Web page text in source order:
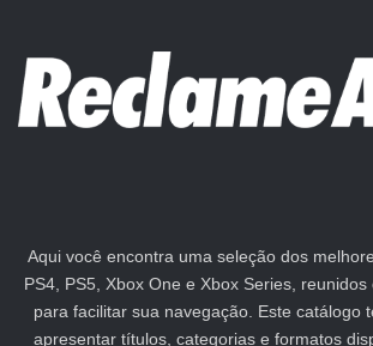
Aqui você encontra uma seleção dos
PS4, PS5, Xbox One e Xbox Series,
para facilitar sua navegação. Este catálogo
apresentar títulos, categorias e formatos